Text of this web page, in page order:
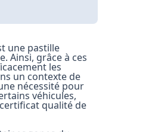
une pastille
Ainsi, grâce à ces
les
un contexte de
nécessité pour
véhicules,
qualité de